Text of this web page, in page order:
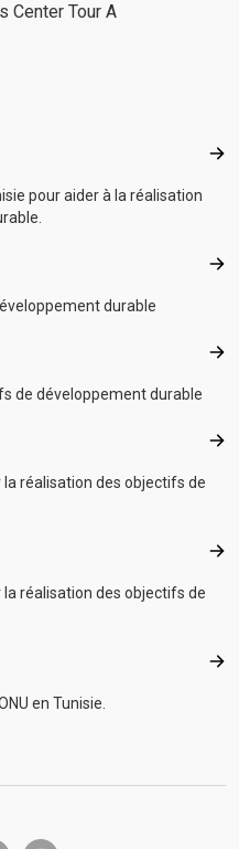
Center Tour A
À
pour aider à la réalisation
durable
Agir
de développement durable
réalisation des objectifs de
réalisation des objectifs de
en Tunisie.